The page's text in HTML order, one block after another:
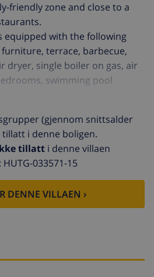
friendly zone and close to a
equipped with the following
terrace, barbecue,
dryer, single boiler on gas, air
swimming pool
building, 1 TV, satellite
of butane gas, is equipped
oven, freezer,
dishes/cutlery, coffee
and juicer.
(gjennom snittsalder
tillatt i denne boligen.
tillatt i denne villaen
033571-15
DENNE VILLAEN ›